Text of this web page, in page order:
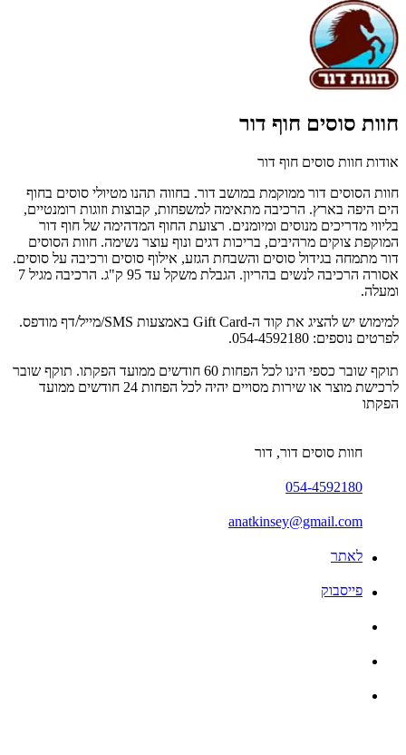
חוות סוסים חוף דור
אודות חוות סוסים חוף דור
חוות הסוסים דור ממוקמת במושב דור. בחווה תהנו מטיולי סוסים בחוף
הים היפה בארץ. הרכיבה מתאימה למשפחות, קבוצות וזוגות רומנטיים,
בליווי מדריכים מנוסים ומיומנים. רצועת החוף המדהימה של חוף דור
המוקפת צוקים מרהיבים, בריכות דגים ונוף עוצר נשימה. חוות הסוסים
דור מתמחה בגידול סוסים והשבחת הגזע, אילוף סוסים ורכיבה על סוסים.
אסורה הרכיבה לנשים בהריון. הגבלת משקל עד 95 ק"ג. הרכיבה מגיל 7
ומעלה.
למימוש יש להציג את קוד ה-Gift Card באמצעות SMS/מייל/דף מודפס.
לפרטים נוספים: 054-4592180.
תוקף שובר כספי הינו לכל הפחות 60 חודשים ממועד הפקתו. תוקף שובר
לרכישת מוצר או שירות מסויים יהיה לכל הפחות 24 חודשים ממועד
הפקתו
חוות סוסים דור, דור
054-4592180
anatkinsey@gmail.com
לאתר
פייסבוק